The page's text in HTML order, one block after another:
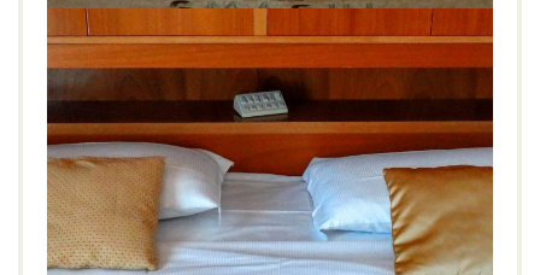
Termini Beach Hotel & Suites ****, Lido di
Jesolo